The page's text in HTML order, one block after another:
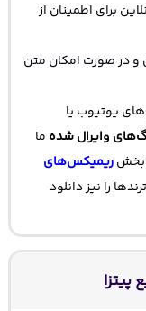
برای اطمینان از
و در صورت امکان متن
یوتیوب یا
وایرال شده ما
بخشریمیکس‌های
را نیز دانلود